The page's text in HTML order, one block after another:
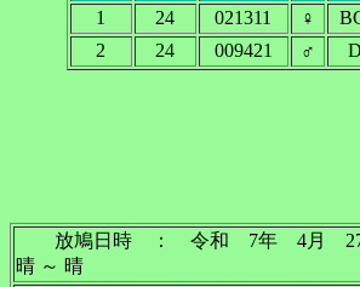
1
24 021311 ♀
2
24 009421 ♂
放鳩日時 ： 令和 7年 4
晴 ～ 晴